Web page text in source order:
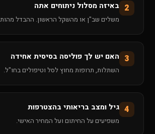
2 באיזה מסלול ניתוחים אתה
משלים שב"ן או מהשקל הראשון. ההבדל
3 האם יש לך פוליסה בסיסית אחידה
השתלות, תרופות מחוץ לסל וטיפולים בחו"ל.
4 גיל ומצב בריאותי בהצטרפות
משפיעים על החיתום ועל המחיר האישי.